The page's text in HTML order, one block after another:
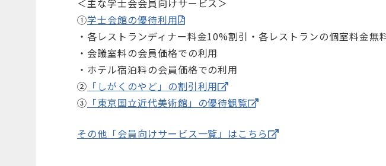
＜主な学士会会員向けサービス＞
①学士会館の優待利用
・各レストランディナー料金10%割引・各レストランの個室料金無
・会議室料の会員価格での利用
・ホテル宿泊料の会員価格での利用
② 「しがくのやど」の割引利用
③ 「東京国立近代美術館」の優待観覧
その他「会員向けサービス一覧」はこちら